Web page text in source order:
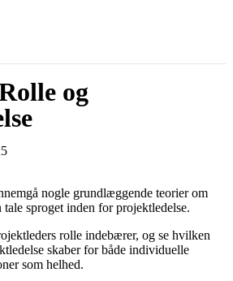
og
nogle grundlæggende teorier om
tale sproget inden for projektledelse.
rolle indebærer, og se hvilken
skaber for både individuelle
som helhed.